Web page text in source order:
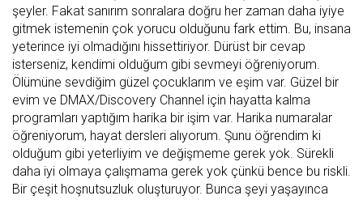
şeyler. Fakat sanırım sonralara doğru her zaman daha iyiye
gitmek istemenin çok yorucu olduğunu fark ettim. Bu, insana
yeterince iyi olmadığını hissettiriyor. Dürüst bir cevap
isterseniz, kendimi olduğum gibi sevmeyi öğreniyorum.
Ölümüne sevdiğim güzel çocuklarım ve eşim var. Güzel bir
evim ve DMAX/Discovery Channel için hayatta kalma
programları yaptığım harika bir işim var. Harika numaralar
öğreniyorum, hayat dersleri alıyorum. Şunu öğrendim ki
olduğum gibi yeterliyim ve değişmeme gerek yok. Sürekli
daha iyi olmaya çalışmama gerek yok çünkü bence bu riskli.
Bir çeşit hoşnutsuzluk oluşturuyor. Bunca şeyi yaşayınca